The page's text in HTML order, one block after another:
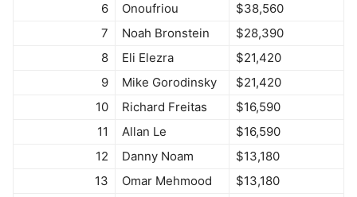
6
Onoufriou
$38,560
7
Noah Bronstein
$28,390
8
Eli Elezra
$21,420
9
Mike Gorodinsky
$21,420
10
Richard Freitas
$16,590
11
Allan Le
$16,590
12
Danny Noam
$13,180
13
Omar Mehmood
$13,180